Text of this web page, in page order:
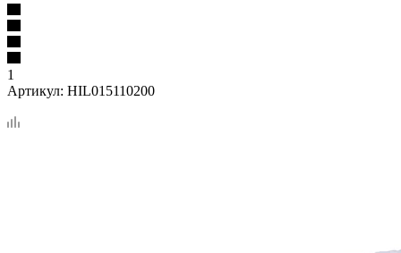
1
Артикул: HIL015110200